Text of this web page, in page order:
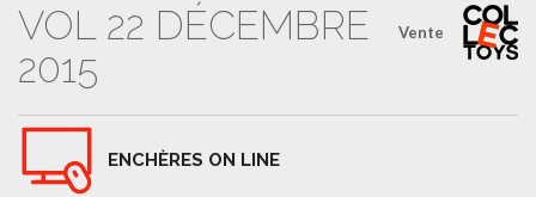
Vente
VOL 22 DÉCEMBRE
2015
ENCHÈRES ON LINE